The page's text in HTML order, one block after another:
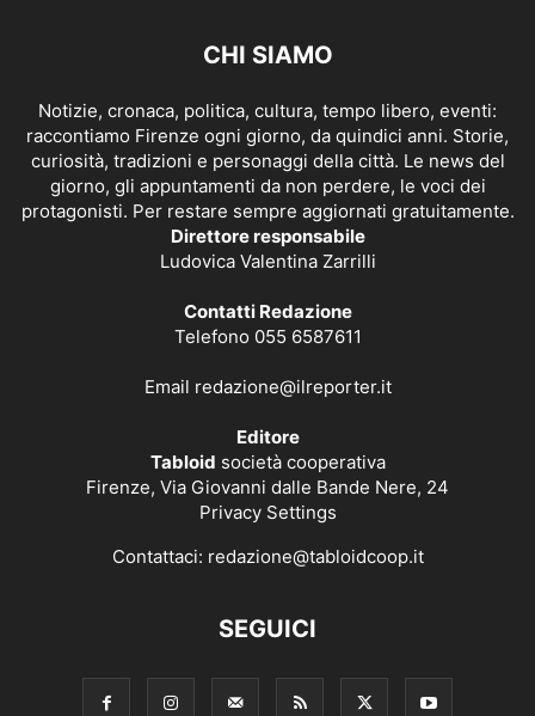
CHI SIAMO
Notizie, cronaca, politica, cultura, tempo libero, eventi:
raccontiamo Firenze ogni giorno, da quindici anni. Storie,
curiosità, tradizioni e personaggi della città. Le news del
giorno, gli appuntamenti da non perdere, le voci dei
protagonisti. Per restare sempre aggiornati gratuitamente.
Direttore responsabile
Ludovica Valentina Zarrilli
Contatti Redazione
Telefono 055 6587611
Email redazione@ilreporter.it
Editore
Tabloid società cooperativa
Firenze, Via Giovanni dalle Bande Nere, 24
Privacy Settings
Contattaci: redazione@tabloidcoop.it
SEGUICI